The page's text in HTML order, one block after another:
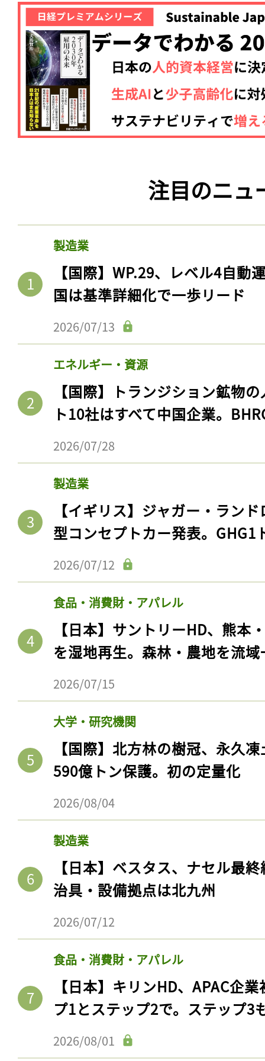
注目のニュ
製造業
【国際】WP.29、レベル4自動
国は基準詳細化で一歩リード
2026/07/13
エネルギー・資源
【国際】トランジション鉱物
ト10社はすべて中国企業。
2026/07/28
製造業
【イギリス】ジャガー・ラン
型コンセプトカー発表。GHG1
2026/07/12
食品・消費財・アパレル
【日本】サントリーHD、熊本
を湿地再生。森林・農地を流
2026/07/15
大学・研究機関
【国際】北方林の樹冠、永久
590億トン保護。初の定量化
2026/08/04
製造業
【日本】ベスタス、ナセル最
治具・設備拠点は北九州
2026/07/12
食品・消費財・アパレル
【日本】キリンHD、APAC企
プ1とステップ2で。ステップ3
2026/08/01
記事をお気に入りに
ログインが必